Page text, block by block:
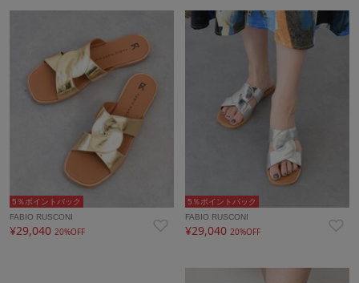
5％ポイントバック
FABIO RUSCONI
¥29,040 20%OFF
5％ポイントバック
FABIO RUSCONI
¥29,040 20%OFF